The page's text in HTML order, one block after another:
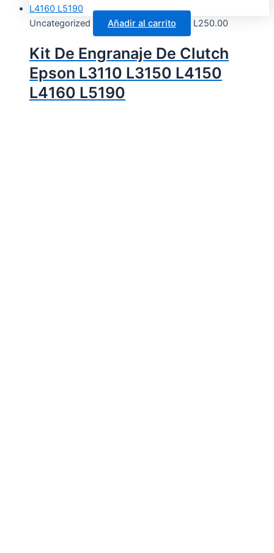
Uncategorized Añadir al carrito L250.00
Kit De Engranaje De Clutch
Epson L3110 L3150 L4150
L4160 L5190